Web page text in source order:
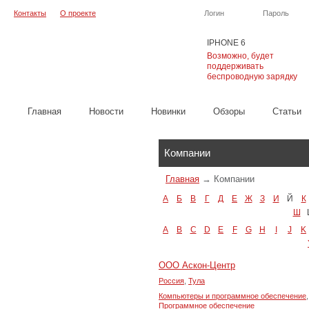
IPHONE 6
Возможно, будет
поддерживать
беспроводную зарядку
Логин Пароль
Контакты О проекте
Главная Новости Новинки Обзоры Cтатьи
Компании
Главная → Компании
А Б В Г Д Е Ж З И Й
К
Ш
A
B C D E F G H J
K
ООО Аскон-Центр
Россия Тула
Компьютеры и программное обеспечение
Программное обеспечение